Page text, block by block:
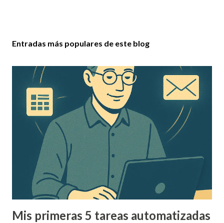
Entradas más populares de este blog
Mis primeras 5 tareas automatizadas